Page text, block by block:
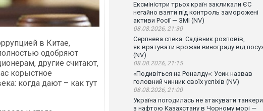
в Китае,
одобряют
другие считают,
корыстное
когда дают – как тут
Ексміністри трьох країн закликали ЄС
негайно взяти під контроль заморожені
активи Росії — ЗМІ (NV)
08.08.2026, 21:30
Серпнева спека. Садівник розповів,
як врятувати врожай винограду від
(NV)
08.08.2026, 21:15
«Подивіться на Роналду»: Усик назвав
головний чинник своїх успіхів (NV)
08.08.2026, 21:00
Україна погодилась не атакувати танкери
з нафтою Казахстану в Чорному морі —